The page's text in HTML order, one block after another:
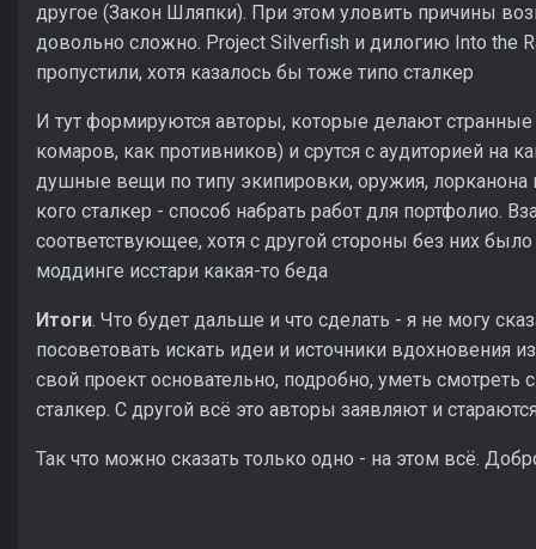
другое (Закон Шляпки). При этом уловить причины
довольно сложно. Project Silverfish и дилогию Into the
пропустили, хотя казалось бы тоже типо сталкер
И тут формируются авторы, которые делают
комаров, как противников) и срутся с аудиторией на
душные вещи по типу экипировки, оружия,
кого сталкер - способ набрать работ для портфолио.
соответствующее, хотя с другой стороны без них
моддинге исстари какая-то беда
Итоги. Что будет дальше и что сделать - я не могу
посоветовать искать идеи и источники вдохновения
свой проект основательно, подробно, уметь
сталкер. С другой всё это авторы заявляют и
Так что можно сказать только одно - на этом всё.